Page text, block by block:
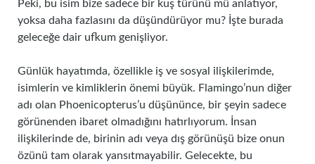
Peki, bu isim bize sadece bir kuş türünü mü anlatıyor,
yoksa daha fazlasını da düşündürüyor mu? İşte burada
geleceğe dair ufkum genişliyor.
Günlük hayatımda, özellikle iş ve sosyal ilişkilerimde,
isimlerin ve kimliklerin önemi büyük. Flamingo’nun diğer
adı olan Phoenicopterus’u düşününce, bir şeyin sadece
görünenden ibaret olmadığını hatırlıyorum. İnsan
ilişkilerinde de, birinin adı veya dış görünüşü bize onun
özünü tam olarak yansıtmayabilir. Gelecekte, bu